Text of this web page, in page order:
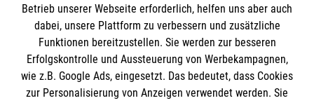
Informationen
Impressum
Datenschutz
Die Malteser
Betrieb unserer Webseite erforderlich, helfen uns aber auch
dabei, unsere Plattform zu verbessern und zusätzliche
Funktionen bereitzustellen. Sie werden zur besseren
Erfolgskontrolle und Aussteuerung von Werbekampagnen,
wie z.B. Google Ads, eingesetzt. Das bedeutet, dass Cookies
zur Personalisierung von Anzeigen verwendet werden. Sie